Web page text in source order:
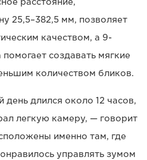
25,5–382,5 мм, позволяет
качеством, а 9-
создавать мягкие
количеством бликов.
длился около 12 часов,
легкую камеру, — говорит
именно там, где
управлять зумом